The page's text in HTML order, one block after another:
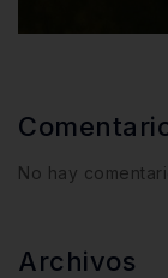
No hay
Archivos